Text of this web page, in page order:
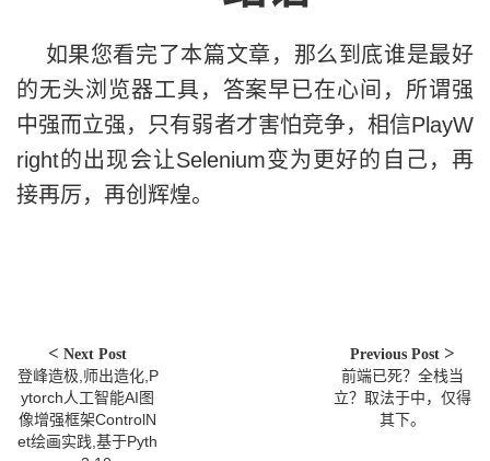
如果您看完了本篇文章，那么到底谁是最好
的无头浏览器工具，答案早已在心间，所谓强
中强而立强，只有弱者才害怕竞争，相信PlayW
right的出现会让Selenium变为更好的自己，再
接再厉，再创辉煌。
Next Post
登峰造极,师出造化,P
ytorch人工智能AI图
像增强框架ControlN
et绘画实践,基于Pyth
Previous Post
前端已死？全栈当
立？取法于中，仅得
其下。